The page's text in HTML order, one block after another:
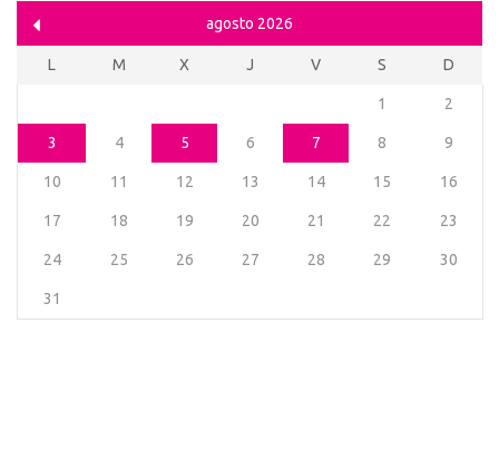
agosto 2026
L M X J V S D
1 2
3 4 5 6 7 8 9
10 11 12 13 14 15 16
17 18 19 20 21 22 23
24 25 26 27 28 29 30
31